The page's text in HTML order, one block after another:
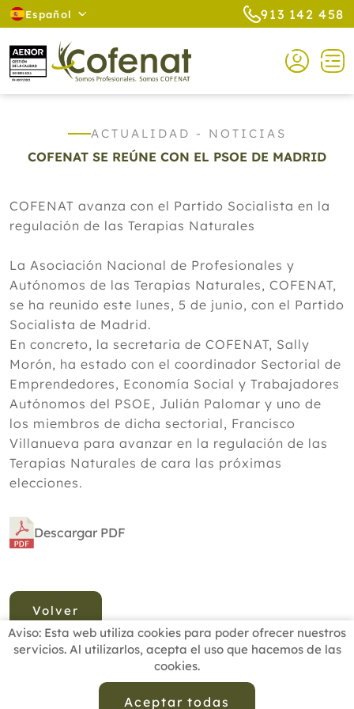
Español 913 142 458
ACTUALIDAD - NOTICIAS
COFENAT SE REÚNE CON EL PSOE DE MADRID
COFENAT avanza con el Partido Socialista en la
regulación de las Terapias Naturales
La Asociación Nacional de Profesionales y
Autónomos de las Terapias Naturales, COFENAT,
se ha reunido este lunes, 5 de junio, con el Partido
Socialista de Madrid.
En concreto, la secretaria de COFENAT, Sally
Morón, ha estado con el coordinador Sectorial de
Emprendedores, Economía Social y Trabajadores
Autónomos del PSOE, Julián Palomar y uno de
los miembros de dicha sectorial, Francisco
Villanueva para avanzar en la regulación de las
Terapias Naturales de cara las próximas
elecciones.
Descargar PDF
Volver
Aviso: Esta web utiliza cookies para poder ofrecer nuestros
servicios. Al utilizarlos, acepta el uso que hacemos de las
cookies.
Aceptar todas
BUSCADOR PROFESIONALES
ESCUELAS RECOMENDADAS